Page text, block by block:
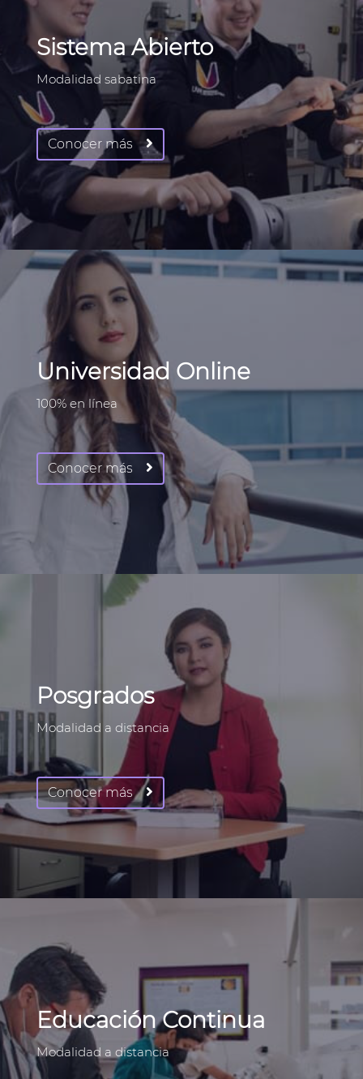
Sistema Abierto
Modalidad sabatina
Conocer más
Universidad Online
100% en línea
Conocer más
Posgrados
Modalidad a distancia
Conocer más
Educación Continua
Modalidad a distancia